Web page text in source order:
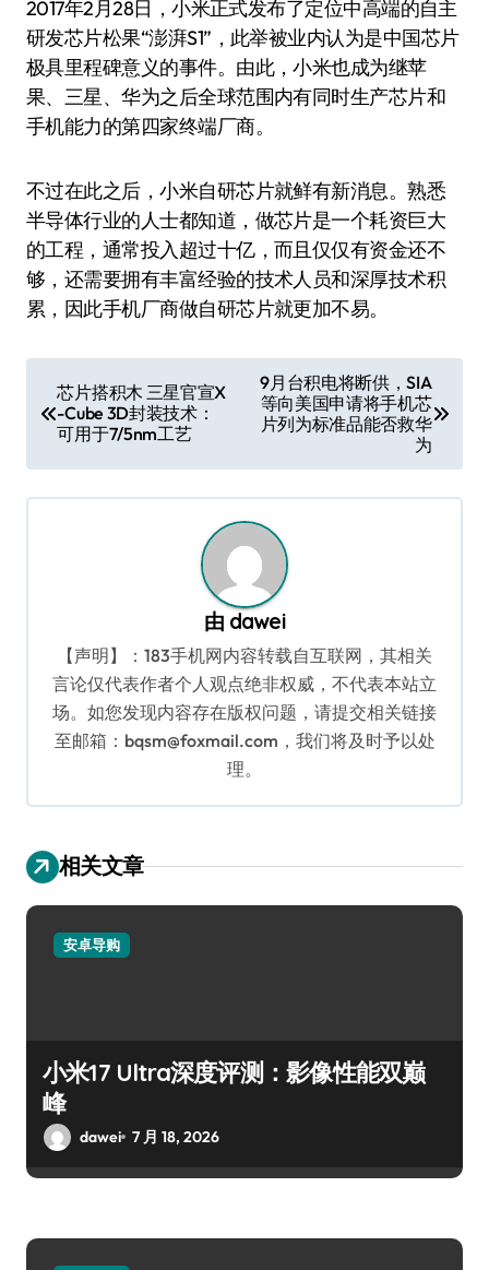
2017年2月28日，小米正式发布了定位中高端的自主
研发芯片松果“澎湃S1”，此举被业内认为是中国芯片
极具里程碑意义的事件。由此，小米也成为继苹
果、三星、华为之后全球范围内有同时生产芯片和
手机能力的第四家终端厂商。
不过在此之后，小米自研芯片就鲜有新消息。熟悉
半导体行业的人士都知道，做芯片是一个耗资巨大
的工程，通常投入超过十亿，而且仅仅有资金还不
够，还需要拥有丰富经验的技术人员和深厚技术积
累，因此手机厂商做自研芯片就更加不易。
章
芯片搭积木 三星官宣X
-Cube 3D封装技术：
可用于7/5nm工艺
9月台积电将断供，SIA
等向美国申请将手机芯
片列为标准品能否救华
为
由 dawei
【声明】：183手机网内容转载自互联网，其相关
言论仅代表作者个人观点绝非权威，不代表本站立
场。如您发现内容存在版权问题，请提交相关链接
至邮箱：bqsm@foxmail.com，我们将及时予以处
理。
相关文章
安卓导购
小米17 Ultra深度评测：影像性能双巅
峰
dawei 7 月 18, 2026